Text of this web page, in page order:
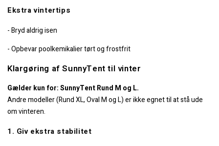
Ekstra vintertips
- Bryd aldrig isen
- Opbevar poolkemikalier tørt og frostfrit
Klargøring af SunnyTent til vinter
Gælder kun for: SunnyTent Rund M og L.
Andre modeller (Rund XL, Oval M og L) er ikke egnet til at stå ude
om vinteren.
1. Giv ekstra stabilitet